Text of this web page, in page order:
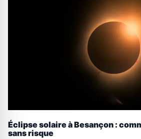
Éclipse solaire à Besançon :
sans risque